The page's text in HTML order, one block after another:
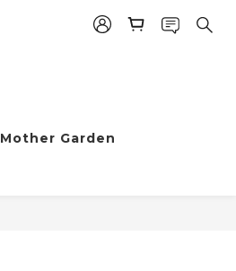
Mother Garden